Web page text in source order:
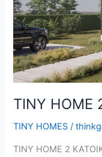
TINY HOME
TINY HOMES /
TINY HOME 2